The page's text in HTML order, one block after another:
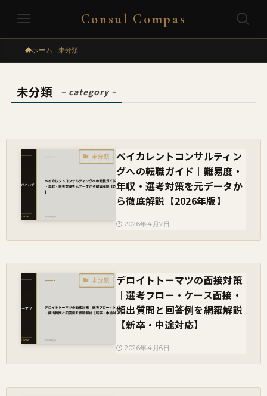
Consul Compas
ホーム 未分類
未分類 – category –
未分類
ベイカレントコンサルティン
グへの転職ガイド｜難易度・
年収・選考対策を元データか
ら徹底解説【2026年版】
2026年4月7日
未分類
デロイトトーマツの面接対策
｜選考フロー・ケース面接・
頻出質問と回答例を網羅解説
【新卒・中途対応】
2026年4月6日